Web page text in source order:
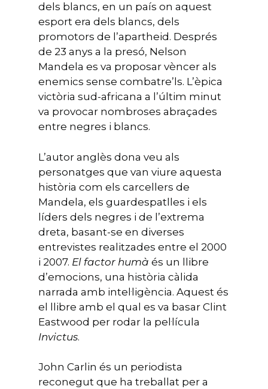
dels blancs, en un país on aquest
esport era dels blancs, dels
promotors de l’apartheid. Després
de 23 anys a la presó, Nelson
Mandela es va proposar vèncer als
enemics sense combatre’ls. L’èpica
victòria sud-africana a l’últim minut
va provocar nombroses abraçades
entre negres i blancs.
L’autor anglès dona veu als
personatges que van viure aquesta
història com els carcellers de
Mandela, els guardespatlles i els
líders dels negres i de l’extrema
dreta, basant-se en diverses
entrevistes realitzades entre el 2000
i 2007. El factor humà és un llibre
d’emocions, una història càlida
narrada amb intel·ligència. Aquest és
el llibre amb el qual es va basar Clint
Eastwood per rodar la pel·lícula
Invictus.
John Carlin és un periodista
reconegut que ha treballat per a